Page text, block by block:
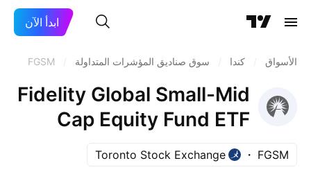
ابدأ الآن
الأسواق كندا سوق صناديق المؤشرات المتداولة FGSM
Fidelity Global Small-Mid
Cap Equity Fund ETF
Series units Trust Units
FGSM
Toronto Stock Exchange